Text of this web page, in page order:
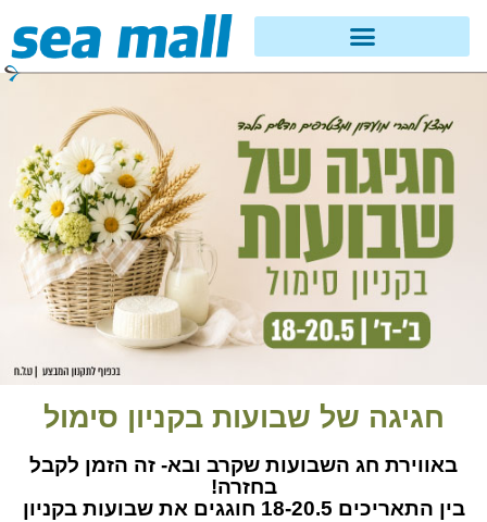
חגיגה של שבועות בקניון סימול
באווירת חג השבועות שקרב ובא- זה הזמן לקבל
בחזרה!
בין התאריכים 18-20.5 חוגגים את שבועות בקניון